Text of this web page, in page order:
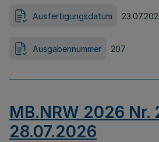
Ausfertigungsdatum
Ausgabennummer 207
MB.NRW 2026 Nr.
28.07.2026